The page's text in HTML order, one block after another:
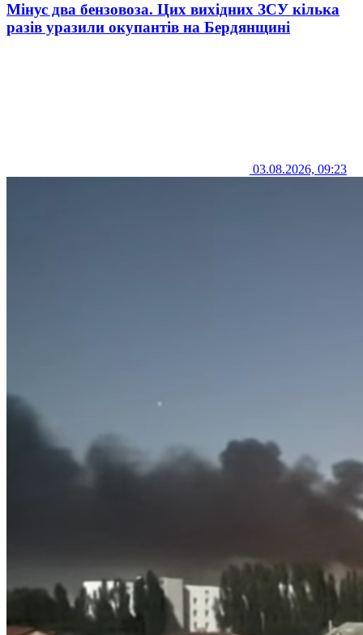
Мінус два бензовоза. Цих вихідних ЗСУ кілька
разів уразили окупантів на Бердянщині
03.08.2026, 09:23